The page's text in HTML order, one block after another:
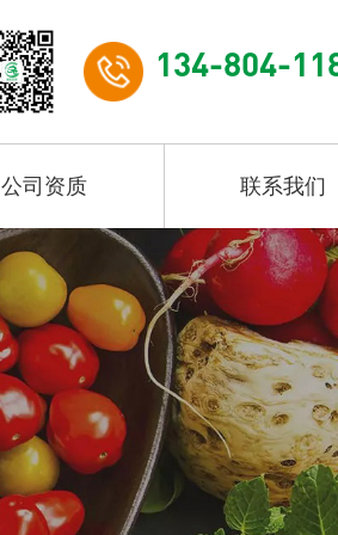
134-804-
公司资质 联系我们